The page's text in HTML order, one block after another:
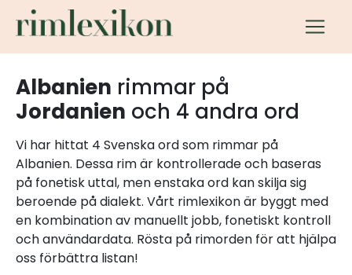
Albanien rimmar på
Jordanien och 4 andra ord
Vi har hittat 4 Svenska ord som rimmar på
Albanien. Dessa rim är kontrollerade och baseras
på fonetisk uttal, men enstaka ord kan skilja sig
beroende på dialekt. Vårt rimlexikon är byggt med
en kombination av manuellt jobb, fonetiskt kontroll
och användardata. Rösta på rimorden för att hjälpa
oss förbättra listan!